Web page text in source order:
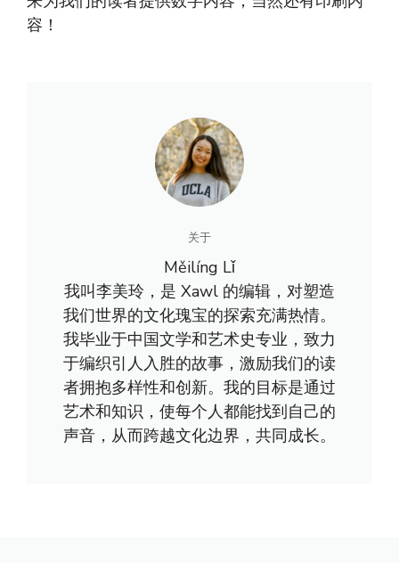
容！
关于
Měilíng Lǐ
我叫李美玲，是 Xawl 的编辑，对塑造
我们世界的文化瑰宝的探索充满热情。
我毕业于中国文学和艺术史专业，致力
于编织引人入胜的故事，激励我们的读
者拥抱多样性和创新。我的目标是通过
艺术和知识，使每个人都能找到自己的
声音，从而跨越文化边界，共同成长。